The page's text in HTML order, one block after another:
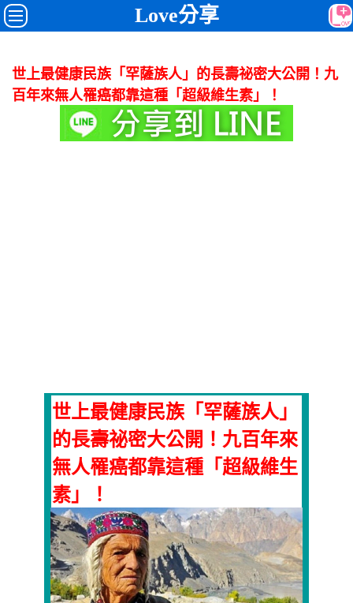
Love分享
世上最健康民族「罕薩族人」的長壽祕密大公開！九
百年來無人罹癌都靠這種「超級維生素」！
世上最健康民族「罕薩族人」
的長壽祕密大公開！九百年來
無人罹癌都靠這種「超級維生
素」！